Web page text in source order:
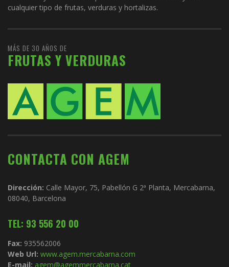
cualquier tipo de frutas, verduras y hortalizas.
MÁS DE 30 AÑOS DE
FRUTAS Y VERDURAS
CONTACTA CON AGEM
Dirección: Calle Mayor, 75, Pabellón G 2ª Planta, Mercabarna,
08040, Barcelona
TEL: 93 556 20 00
Fax: 935562006
Web Url: www.agem.mercabarna.com
E-mail: agem@agemmercabarna.cat